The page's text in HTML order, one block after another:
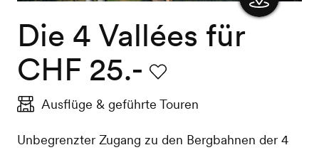
Karte
Die 4 Vallées für
CHF 25.-
Ausflüge & geführte Touren
Unbegrenzter Zugang zu den Bergbahnen der 4